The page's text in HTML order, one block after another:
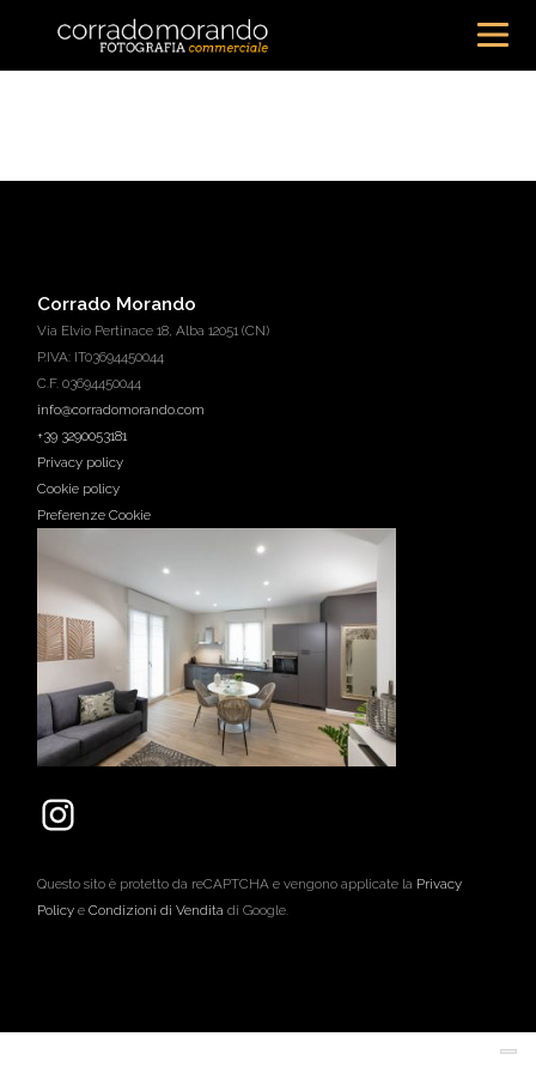
Corrado Morando
Via Elvio Pertinace 18, Alba 12051 (CN)
P.IVA: IT03694450044
C.F. 03694450044
info@corradomorando.com
+39 3290053181
Privacy policy
Cookie policy
Preferenze Cookie
Questo sito è protetto da reCAPTCHA e vengono applicate la Privacy
Policy eCondizioni di Vendita di Google.